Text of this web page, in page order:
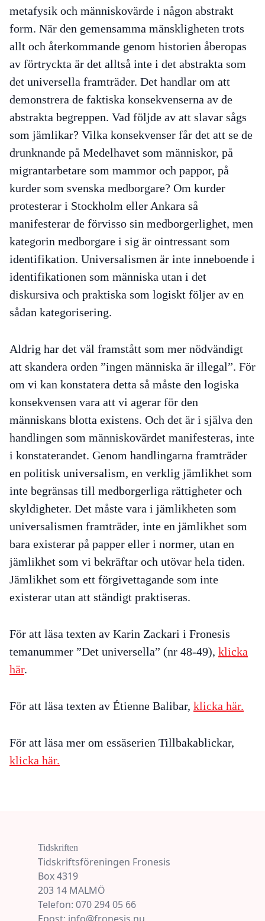
metafysik och människovärde i någon abstrakt
form. När den gemensamma mänskligheten trots
allt och återkommande genom historien åberopas
av förtryckta är det alltså inte i det abstrakta som
det universella framträder. Det handlar om att
demonstrera de faktiska konsekvenserna av de
abstrakta begreppen. Vad följde av att slavar sågs
som jämlikar? Vilka konsekvenser får det att se de
drunknande på Medelhavet som människor, på
migrantarbetare som mammor och pappor, på
kurder som svenska medborgare? Om kurder
protesterar i Stockholm eller Ankara så
manifesterar de förvisso sin medborgerlighet, men
kategorin medborgare i sig är ointressant som
identifikation. Universalismen är inte inneboende i
identifikationen som människa utan i det
diskursiva och praktiska som logiskt följer av en
sådan kategorisering.
Aldrig har det väl framstått som mer nödvändigt
att skandera orden ”ingen människa är illegal”. För
om vi kan konstatera detta så måste den logiska
konsekvensen vara att vi agerar för den
människans blotta existens. Och det är i själva den
handlingen som människovärdet manifesteras, inte
i konstaterandet. Genom handlingarna framträder
en politisk universalism, en verklig jämlikhet som
inte begränsas till medborgerliga rättigheter och
skyldigheter. Det måste vara i jämlikheten som
universalismen framträder, inte en jämlikhet som
bara existerar på papper eller i normer, utan en
jämlikhet som vi bekräftar och utövar hela tiden.
Jämlikhet som ett förgivettagande som inte
existerar utan att ständigt praktiseras.
För att läsa texten av Karin Zackari i Fronesis
temanummer ”Det universella” (nr 48-49), klicka
här.
För att läsa texten av Étienne Balibar, klicka här.
För att läsa mer om essäserien Tillbakablickar,
klicka här.
Tidskriften
Tidskriftsföreningen Fronesis
Box 4319
203 14 MALMÖ
Telefon: 070 294 05 66